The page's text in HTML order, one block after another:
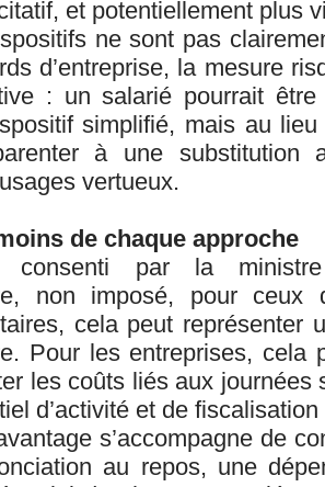
et potentiellement plus
ne sont pas
d’entreprise, la mesure
: un salarié pourrait
simplifié, mais au
à une
vertueux.
de chaque approche
consenti par la
non imposé, pour
cela peut représenter
Pour les entreprises, cela
les coûts liés aux journées
d’activité et de
s’accompagne de
au repos, une